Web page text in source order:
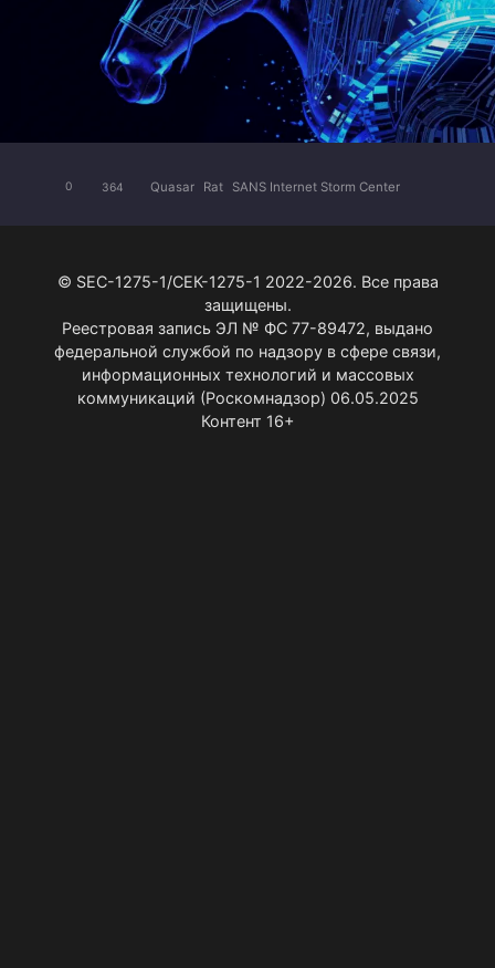
0 364 Quasar Rat SANS Internet Storm Center
© SEC-1275-1/СЕК-1275-1 2022-2026. Все права
защищены.
Реестровая запись ЭЛ № ФС 77-89472, выдано
федеральной службой по надзору в сфере связи,
информационных технологий и массовых
коммуникаций (Роскомнадзор) 06.05.2025
Контент 16+